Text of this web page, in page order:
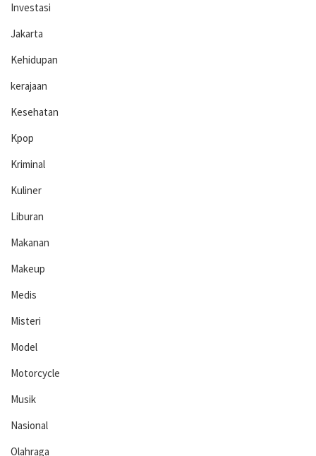
Investasi
Jakarta
Kehidupan
kerajaan
Kesehatan
Kpop
Kriminal
Kuliner
Liburan
Makanan
Makeup
Medis
Misteri
Model
Motorcycle
Musik
Nasional
Olahraga